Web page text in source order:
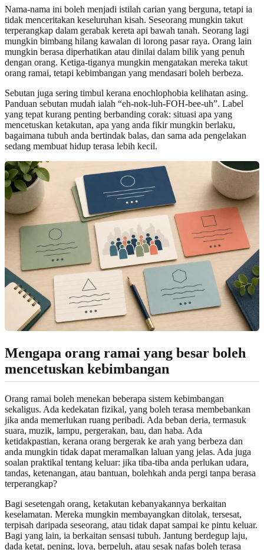
Nama-nama ini boleh menjadi istilah carian yang berguna, tetapi ia
tidak menceritakan keseluruhan kisah. Seseorang mungkin takut
terperangkap dalam gerabak kereta api bawah tanah. Seorang lagi
mungkin bimbang hilang kawalan di lorong pasar raya. Orang lain
mungkin berasa diperhatikan atau dinilai dalam bilik yang penuh
dengan orang. Ketiga-tiganya mungkin mengatakan mereka takut
orang ramai, tetapi kebimbangan yang mendasari boleh berbeza.
Sebutan juga sering timbul kerana enochlophobia kelihatan asing.
Panduan sebutan mudah ialah “eh-nok-luh-FOH-bee-uh”. Label
yang tepat kurang penting berbanding corak: situasi apa yang
mencetuskan ketakutan, apa yang anda fikir mungkin berlaku,
bagaimana tubuh anda bertindak balas, dan sama ada pengelakan
sedang membuat hidup terasa lebih kecil.
Mengapa orang ramai yang besar boleh
mencetuskan kebimbangan
Orang ramai boleh menekan beberapa sistem kebimbangan
sekaligus. Ada kedekatan fizikal, yang boleh terasa membebankan
jika anda memerlukan ruang peribadi. Ada beban deria, termasuk
suara, muzik, lampu, pergerakan, bau, dan haba. Ada
ketidakpastian, kerana orang bergerak ke arah yang berbeza dan
anda mungkin tidak dapat meramalkan laluan yang jelas. Ada juga
soalan praktikal tentang keluar: jika tiba-tiba anda perlukan udara,
tandas, ketenangan, atau bantuan, bolehkah anda pergi tanpa berasa
terperangkap?
Bagi sesetengah orang, ketakutan kebanyakannya berkaitan
keselamatan. Mereka mungkin membayangkan ditolak, tersesat,
terpisah daripada seseorang, atau tidak dapat sampai ke pintu keluar.
Bagi yang lain, ia berkaitan sensasi tubuh. Jantung berdegup laju,
dada ketat, pening, loya, berpeluh, atau sesak nafas boleh terasa